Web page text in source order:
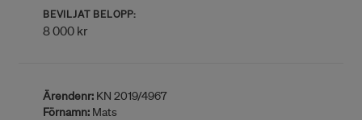
BEVILJAT BELOPP:
8 000 kr
Ärendenr: KN 2019/4967
Förnamn: Mats